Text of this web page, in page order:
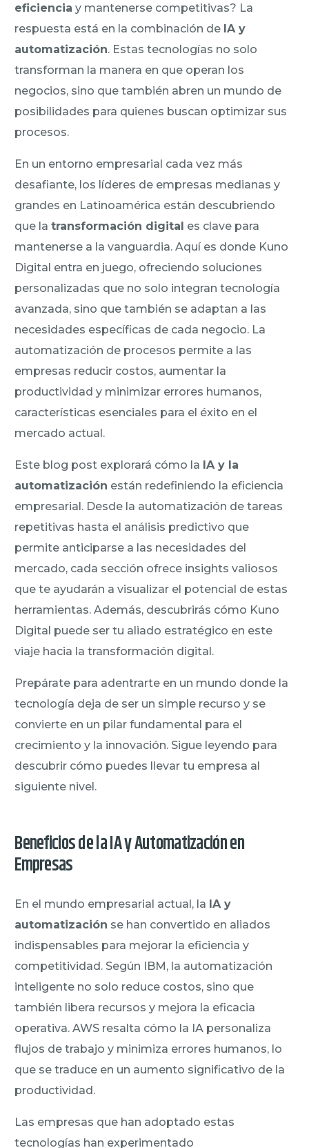
eficiencia y mantenerse competitivas? La
respuesta está en la combinación de IA y
automatización. Estas tecnologías no solo
transforman la manera en que operan los
negocios, sino que también abren un mundo de
posibilidades para quienes buscan optimizar sus
procesos.
En un entorno empresarial cada vez más
desafiante, los líderes de empresas medianas y
grandes en Latinoamérica están descubriendo
que latransformación digital es clave para
mantenerse a la vanguardia. Aquí es donde Kuno
Digital entra en juego, ofreciendo soluciones
personalizadas que no solo integran tecnología
avanzada, sino que también se adaptan a las
necesidades específicas de cada negocio. La
automatización de procesos permite a las
empresas reducir costos, aumentar la
productividad y minimizar errores humanos,
características esenciales para el éxito en el
mercado actual.
Este blog post explorará cómo la IA y la
automatización están redefiniendo la eficiencia
empresarial. Desde la automatización de tareas
repetitivas hasta el análisis predictivo que
permite anticiparse a las necesidades del
mercado, cada sección ofrece insights valiosos
que te ayudarán a visualizar el potencial de estas
herramientas. Además, descubrirás cómo Kuno
Digital puede ser tu aliado estratégico en este
viaje hacia la transformación digital.
Prepárate para adentrarte en un mundo donde la
tecnología deja de ser un simple recurso y se
convierte en un pilar fundamental para el
crecimiento y la innovación. Sigue leyendo para
descubrir cómo puedes llevar tu empresa al
siguiente nivel.
Beneficios de la IA y Automatización en
Empresas
En el mundo empresarial actual, la IA y
automatización se han convertido en aliados
indispensables para mejorar la eficiencia y
competitividad. Según IBM, la automatización
inteligente no solo reduce costos, sino que
también libera recursos y mejora la eficacia
operativa. AWS resalta cómo la IA personaliza
flujos de trabajo y minimiza errores humanos, lo
que se traduce en un aumento significativo de la
productividad.
Las empresas que han adoptado estas
tecnologías han experimentado